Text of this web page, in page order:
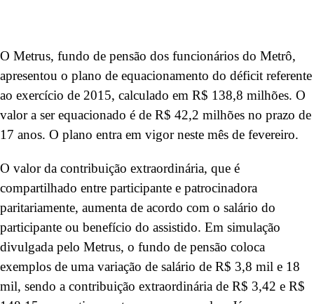
O Metrus, fundo de pensão dos funcionários do Metrô,
apresentou o plano de equacionamento do déficit referente
ao exercício de 2015, calculado em R$ 138,8 milhões. O
valor a ser equacionado é de R$ 42,2 milhões no prazo de
17 anos. O plano entra em vigor neste mês de fevereiro.
O valor da contribuição extraordinária, que é
compartilhado entre participante e patrocinadora
paritariamente, aumenta de acordo com o salário do
participante ou benefício do assistido. Em simulação
divulgada pelo Metrus, o fundo de pensão coloca
exemplos de uma variação de salário de R$ 3,8 mil e 18
mil, sendo a contribuição extraordinária de R$ 3,42 e R$